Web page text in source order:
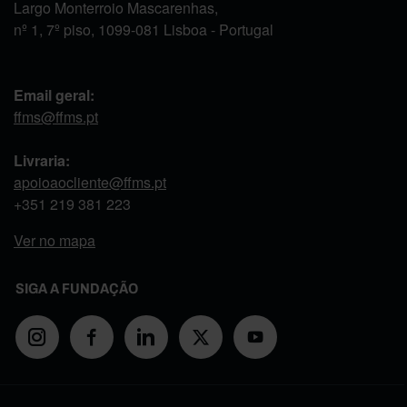
Largo Monterroio Mascarenhas,
nº 1, 7º piso, 1099-081 Lisboa - Portugal
Email geral:
ffms@ffms.pt
Livraria:
apoioaocliente@ffms.pt
+351 219 381 223
Ver no mapa
SIGA A FUNDAÇÃO